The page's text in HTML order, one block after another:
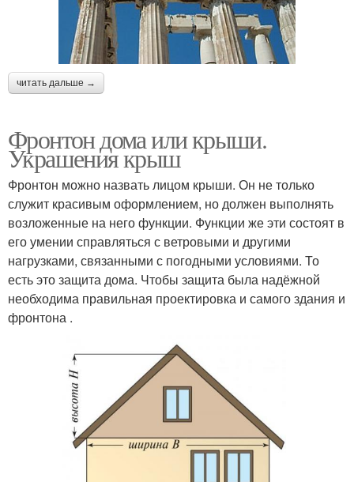
читать дальше →
Фронтон дома или крыши.
Украшения крыш
Фронтон можно назвать лицом крыши. Он не только
служит красивым оформлением, но должен выполнять
возложенные на него функции. Функции же эти состоят в
его умении справляться с ветровыми и другими
нагрузками, связанными с погодными условиями. То
есть это защита дома. Чтобы защита была надёжной
необходима правильная проектировка и самого здания и
фронтона .